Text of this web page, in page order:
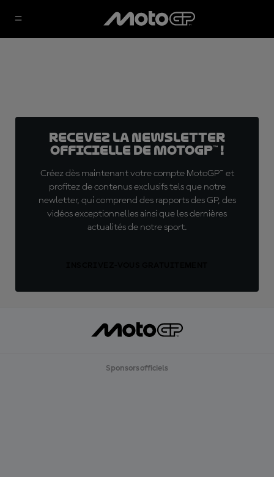
Recevez la Newsletter
officielle de MotoGP™ !
Créez dès maintenant votre compte MotoGP™ et
profitez de contenus exclusifs tels que notre
newletter, qui comprend des rapports des GP, des
vidéos exceptionnelles ainsi que les dernières
actualités de notre sport.
Sponsors officiels